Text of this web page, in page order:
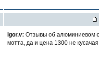
igor.v: Отзывы об алюминиевом
мотта, да и цена 1300 не